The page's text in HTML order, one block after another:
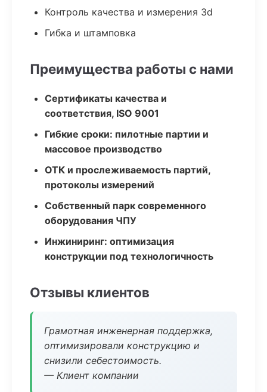
Контроль качества и измерения 3d
Гибка и штамповка
Преимущества работы с нами
Сертификаты качества и
соответствия, ISO 9001
Гибкие сроки: пилотные партии и
массовое производство
ОТК и прослеживаемость партий,
протоколы измерений
Собственный парк современного
оборудования ЧПУ
Инжиниринг: оптимизация
конструкции под технологичность
Отзывы клиентов
Грамотная инженерная поддержка,
оптимизировали конструкцию и
снизили себестоимость.
— Клиент компании